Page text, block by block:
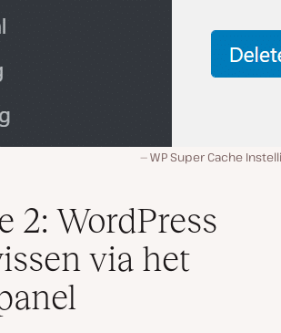
WP Super Cache
2: WordPress
via het